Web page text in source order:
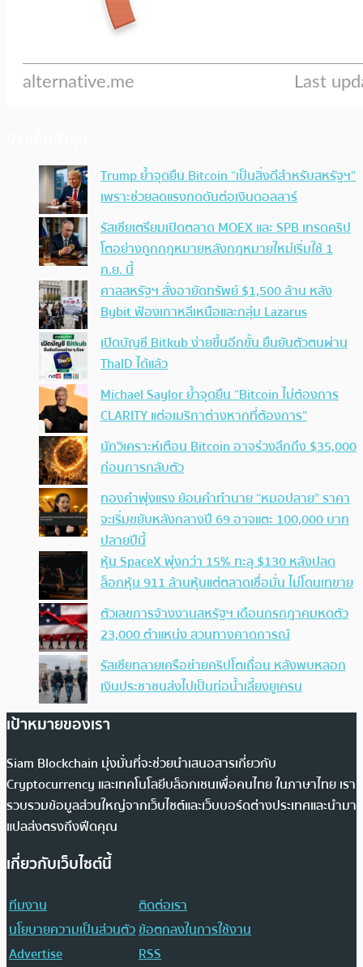
Trump ย้ำจุดยืน Bitcoin “เป็นสิ่งดีสำหรับสหรัฐฯ”
เพราะช่วยลดแรงกดดันต่อเงินดอลลาร์
รัสเซียเตรียมเปิดตลาด MOEX และ SPB เทรดคริป
โตอย่างถูกกฎหมายหลังกฎหมายใหม่เริ่มใช้ 1
ก.ย. นี้
ศาลสหรัฐฯ สั่งอายัดทรัพย์ $1,500 ล้าน หลัง
Bybit ฟ้องเกาหลีเหนือและกลุ่ม Lazarus
เปิดบัญชี Bitkub ง่ายขึ้นอีกขั้น ยืนยันตัวตนผ่าน
ThaID ได้แล้ว
Michael Saylor ย้ำจุดยืน “Bitcoin ไม่ต้องการ
CLARITY แต่อเมริกาต่างหากที่ต้องการ”
นักวิเคราะห์เตือน Bitcoin อาจร่วงลึกถึง $35,000
ก่อนการกลับตัว
ทองคำพุ่งแรง ย้อนคำทำนาย “หมอปลาย” ราคา
จะเริ่มขยับหลังกลางปี 69 อาจแตะ 100,000 บาท
ปลายปีนี้
หุ้น SpaceX พุ่งกว่า 15% ทะลุ $130 หลังปลด
ล็อกหุ้น 911 ล้านหุ้นแต่ตลาดเชื่อมั่น ไม่โดนเทขาย
ตัวเลขการจ้างงานสหรัฐฯ เดือนกรกฎาคมหดตัว
23,000 ตำแหน่ง สวนทางคาดการณ์
รัสเซียทลายเครือข่ายคริปโตเถื่อน หลังพบหลอก
เงินประชาชนส่งไปเป็นท่อน้ำเลี้ยงยูเครน
เป้าหมายของเรา
Siam Blockchain มุ่งมั่นที่จะช่วยนำเสนอสารเกี่ยวกับ
Cryptocurrency และเทคโนโลยีบล็อกเชนเพื่อคนไทย ในภาษาไทย เรา
รวบรวมข้อมูลส่วนใหญ่จากเว็บไซต์และเว็บบอร์ดต่างประเทศและนำมา
แปลส่งตรงถึงฟีดคุณ
เกี่ยวกับเว็บไซต์นี้
ทีมงาน
ติดต่อเรา
นโยบายความเป็นส่วนตัวข้อตกลงในการใช้งาน
Advertise
RSS